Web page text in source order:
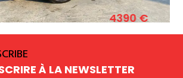
82 CV
4390 € 2011
À LA NEWSLETTER